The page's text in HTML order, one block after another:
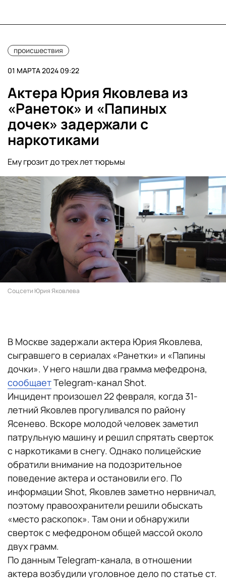
происшествия
01 МАРТА 2024 09:22
Актера Юрия Яковлева из
«Ранеток» и «Папиных
дочек» задержали с
наркотиками
Ему грозит до трех лет тюрьмы
Соцсети Юрия Яковлева
В Москве задержали актера Юрия Яковлева,
сыгравшего в сериалах «Ранетки» и «Папины
дочки». У него нашли два грамма мефедрона,
сообщаетTelegram-канал Shot.
Инцидент произошел 22 февраля, когда 31-
летний Яковлев прогуливался по району
Ясенево. Вскоре молодой человек заметил
патрульную машину и решил спрятать сверток
с наркотиками в снегу. Однако полицейские
обратили внимание на подозрительное
поведение актера и остановили его. По
информации Shot, Яковлев заметно нервничал,
поэтому правоохранители решили обыскать
«место раскопок». Там они и обнаружили
сверток с мефедроном общей массой около
двух грамм.
По данным Telegram-канала, в отношении
актера возбудили уголовное дело по статье ст.